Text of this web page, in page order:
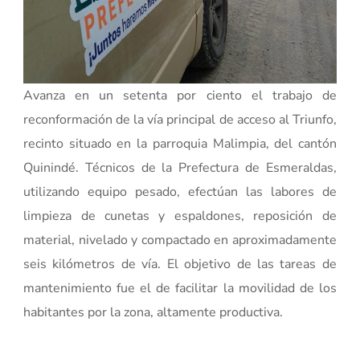
Avanza en un setenta por ciento el trabajo de
reconformación de la vía principal de acceso al Triunfo,
recinto situado en la parroquia Malimpia, del cantón
Quinindé. Técnicos de la Prefectura de Esmeraldas,
utilizando equipo pesado, efectúan las labores de
limpieza de cunetas y espaldones, reposición de
material, nivelado y compactado en aproximadamente
seis kilómetros de vía. El objetivo de las tareas de
mantenimiento fue el de facilitar la movilidad de los
habitantes por la zona, altamente productiva.